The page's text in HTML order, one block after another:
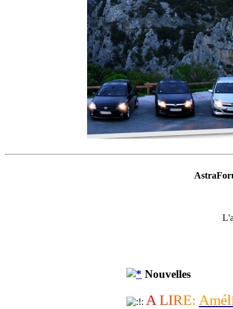
Nouvelles
A LIRE: Amél